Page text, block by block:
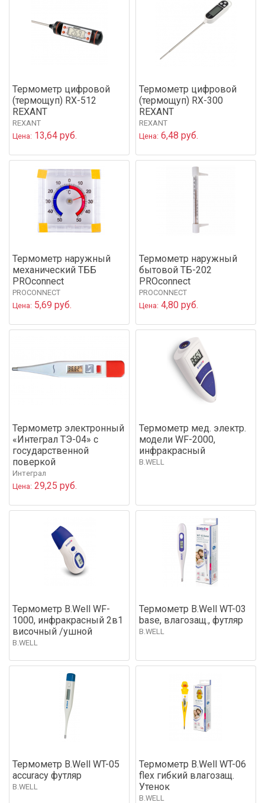
Термометр цифровой
(термощуп) RX-512
REXANT
REXANT
Цена: 13,64 руб.
Термометр цифровой
(термощуп) RX-300
REXANT
REXANT
Цена: 6,48 руб.
Термометр наружный
механический ТББ
PROconnect
PROCONNECT
Цена: 5,69 руб.
Термометр наружный
бытовой ТБ-202
PROconnect
PROCONNECT
Цена: 4,80 руб.
Термометр электронный
«Интеграл ТЭ-04» с
государственной
поверкой
Интеграл
Цена: 29,25 руб.
Термометр мед. электр.
модели WF-2000,
инфракрасный
B.WELL
Термометр B.Well WF-
1000, инфракрасный 2в1
височный /ушной
B.WELL
Термометр B.Well WT-03
base, влагозащ., футляр
B.WELL
Термометр B.Well WT-05
accuracy футляр
B.WELL
Термометр B.Well WT-06
flex гибкий влагозащ.
Утенок
B.WELL